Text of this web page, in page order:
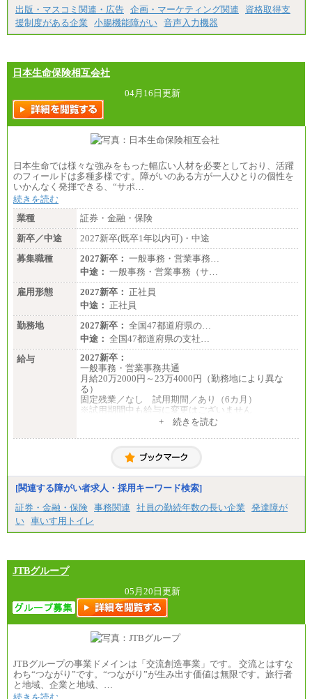
出版・マスコミ関連・広告 企画・マーケティング関連
資格取得支
援制度がある企業
小腸機能障がい 音声入力機器
日本生命保険相互会社
04月16日更新
日本生命では様々な強みをもった幅広い人材を必要としており、活躍
のフィールドは多種多様です。障がいのある方が一人ひとりの個性を
いかんなく発揮できる、“サポ…
続きを読む
業種
証券・金融・保険
新卒／中途
2027新卒(既卒1年以内可)・中途
募集職種
2027新卒： 一般事務・営業事務…
中途： 一般事務・営業事務（サ…
雇用形態
2027新卒： 正社員
中途： 正社員
勤務地
2027新卒： 全国47都道府県の…
中途： 全国47都道府県の支社…
給与
2027新卒：
一般事務・営業事務共通
月給20万2000円～23万4000円（勤務地により異な
る）
固定残業／なし 試用期間／あり（6カ月）
※試用期間中も給与に変更はございません
月給20万2000円～23万4000円（勤務地により異な
固定残業／なし 試用期間／あり（6か月）
+ 続きを読む
[関連する障がい者求人・採用キーワード検索]
証券・金融・保険 事務関連 社員の勤続年数の長い企業
発達障が
い 車いす用トイレ
JTBグループ
05月20日更新
JTBグループの事業ドメインは「交流創造事業」です。 交流とはすな
わち“つながり”です。“つながり”が生み出す価値は無限です。旅行者
と地域、企業と地域、…